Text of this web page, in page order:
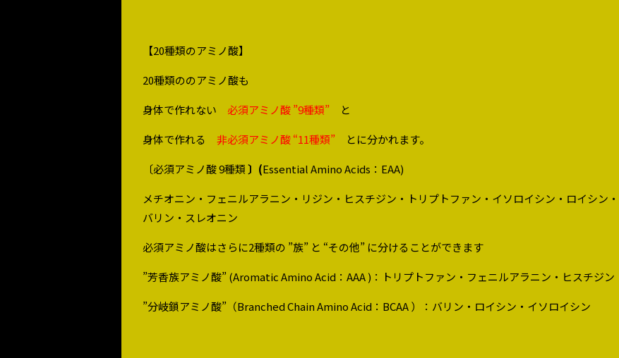
【20種類のアミノ酸】
20種類ののアミノ酸も
身体で作れない 必須アミノ酸 ”9種類”と
身体で作れる 非必須アミノ酸 “11種類”とに分かれます。
〔必須アミノ酸 9種類〕(Essential Amino Acids：EAA)
メチオニン・フェニルアラニン・リジン・ヒスチジン・トリプトファン・イソロイシン・ロイシン・
バリン・スレオニン
必須アミノ酸はさらに2種類の ”族” と “その他” に分けることができます
”芳香族アミノ酸” (Aromatic Amino Acid：AAA )：トリプトファン・フェニルアラニン・ヒスチジン
”分岐鎖アミノ酸”（Branched Chain Amino Acid：BCAA ）：バリン・ロイシン・イソロイシン